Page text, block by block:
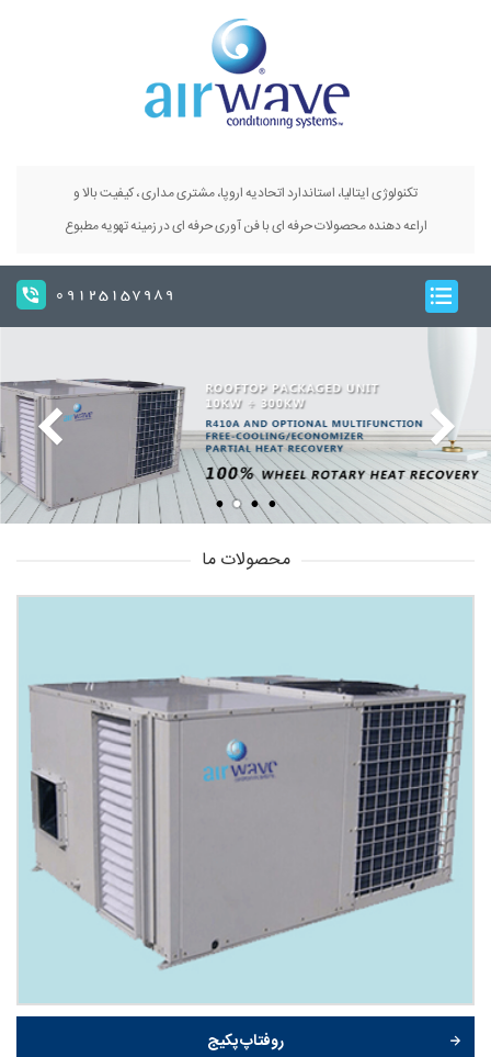
تکنولوژی ایتالیا، استاندارد اتحادیه اروپا، مشتری مداری ، کیفیت بالا و
اراعه دهنده محصولات حرفه ای با فن آوری حرفه ای در زمینه تهویه مطبوع
09125157989
محصولات ما
روفتاپ پکیج